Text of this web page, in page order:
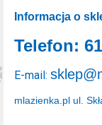
Informacja o
mlazienka.pl ul.
Telefon:
E-mail: